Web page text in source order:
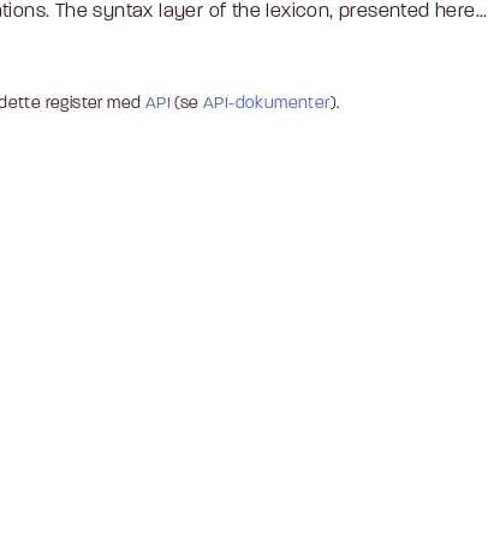
The syntax layer of the lexicon, presented here...
register med API (seAPI-dokumenter).